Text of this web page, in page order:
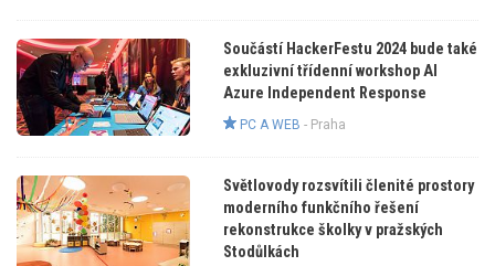
Součástí HackerFestu 2024 bude také
exkluzivní třídenní workshop AI
Azure Independent Response
PC A WEB - Praha
Světlovody rozsvítili členité prostory
moderního funkčního řešení
rekonstrukce školky v pražských
Stodůlkách